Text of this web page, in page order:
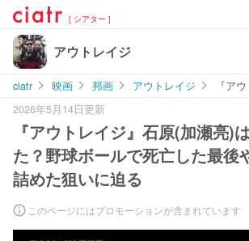
[ シアター ]
アウトレイジ
ciatr 映画 邦画 アウトレイジ
『ア
2026年5月14日更新
『アウトレイジ』石原(加瀬亮)
た？野球ボールで死亡した最後
詰めた狙いに迫る
このページにはプロモーションが含まれています